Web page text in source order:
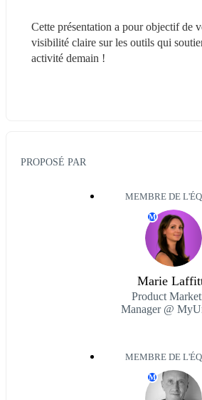
Cette présentation a pour objectif de
visibilité claire sur les outils qui
activité demain !
PROPOSÉ PAR
MEMBRE DE
M
Marie
Product
Manager @
MEMBRE DE
M